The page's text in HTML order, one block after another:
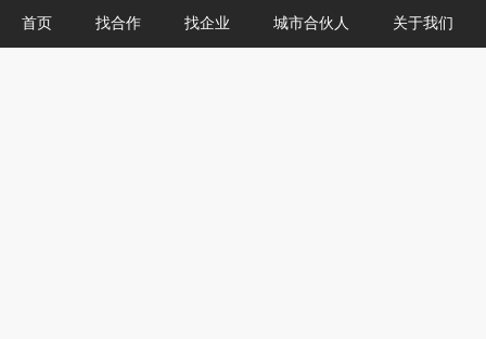
首页 找合作 找企业 城市合伙人 关于我们